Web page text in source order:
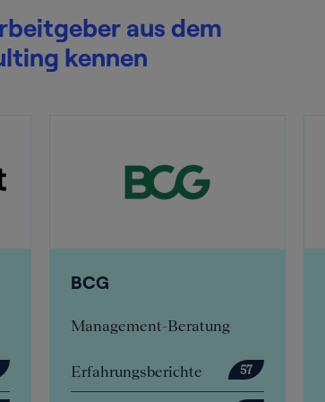
aus dem
kennen
BCG
Management-Beratung
Erfahrungsberichte 57